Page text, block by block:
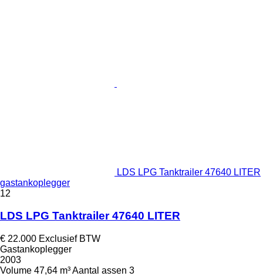
LDS LPG Tanktrailer 47640 LITER
gastankoplegger
12
LDS LPG Tanktrailer 47640 LITER
€ 22.000 Exclusief BTW
Gastankoplegger
2003
Volume 47,64 m³Aantal assen 3